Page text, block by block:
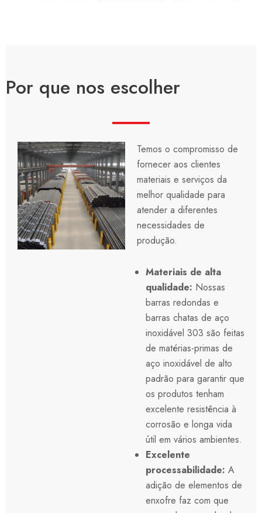
Por que nos escolher
Temos o compromisso de
fornecer aos clientes
materiais e serviços da
melhor qualidade para
atender a diferentes
necessidades de
produção.
Materiais de alta
qualidade: Nossas
barras redondas e
barras chatas de aço
inoxidável 303 são feitas
de matérias-primas de
aço inoxidável de alto
padrão para garantir que
os produtos tenham
excelente resistência à
corrosão e longa vida
útil em vários ambientes.
Excelente
processabilidade: A
adição de elementos de
enxofre faz com que